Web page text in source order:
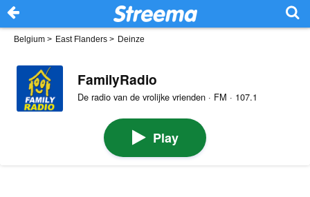
Belgium > East Flanders > Deinze
FamilyRadio
De radio van de vrolijke vrienden · FM · 107.1
Play